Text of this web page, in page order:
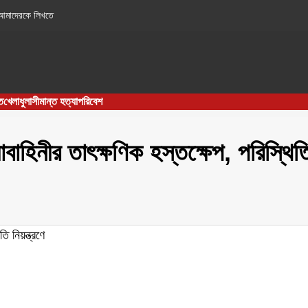
লিখতে
খেলাধুলাসীমান্ত হত্যাপরিবেশ
তাৎক্ষণিক হস্তক্ষেপ,